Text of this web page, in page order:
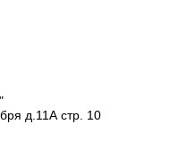
д.11А стр. 10